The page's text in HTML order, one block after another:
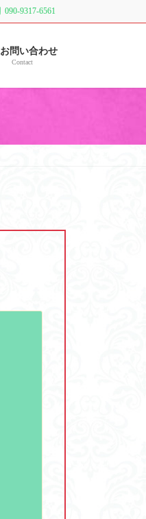
090-9317-6561
お問い合わせ
Contact